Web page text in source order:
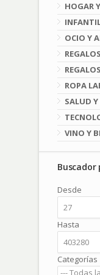
HOGAR
OCIO Y
ROPA
SALUD
VINO Y
Desde
Hasta
Categorías